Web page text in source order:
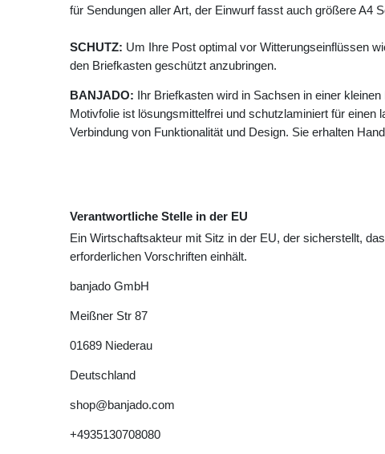
für Sendungen aller Art, der Einwurf fasst auch größere A4
SCHUTZ: Um Ihre Post optimal vor Witterungseinflüssen
den Briefkasten geschützt anzubringen.
BANJADO: Ihr Briefkasten wird in Sachsen in einer
Motivfolie ist lösungsmittelfrei und schutzlaminiert für einen
Verbindung von Funktionalität und Design. Sie erhalten
Verantwortliche Stelle in der EU
Ein Wirtschaftsakteur mit Sitz in der EU, der sicherstellt,
erforderlichen Vorschriften einhält.
banjado GmbH
Meißner Str 87
01689 Niederau
Deutschland
shop@banjado.com
+4935130708080